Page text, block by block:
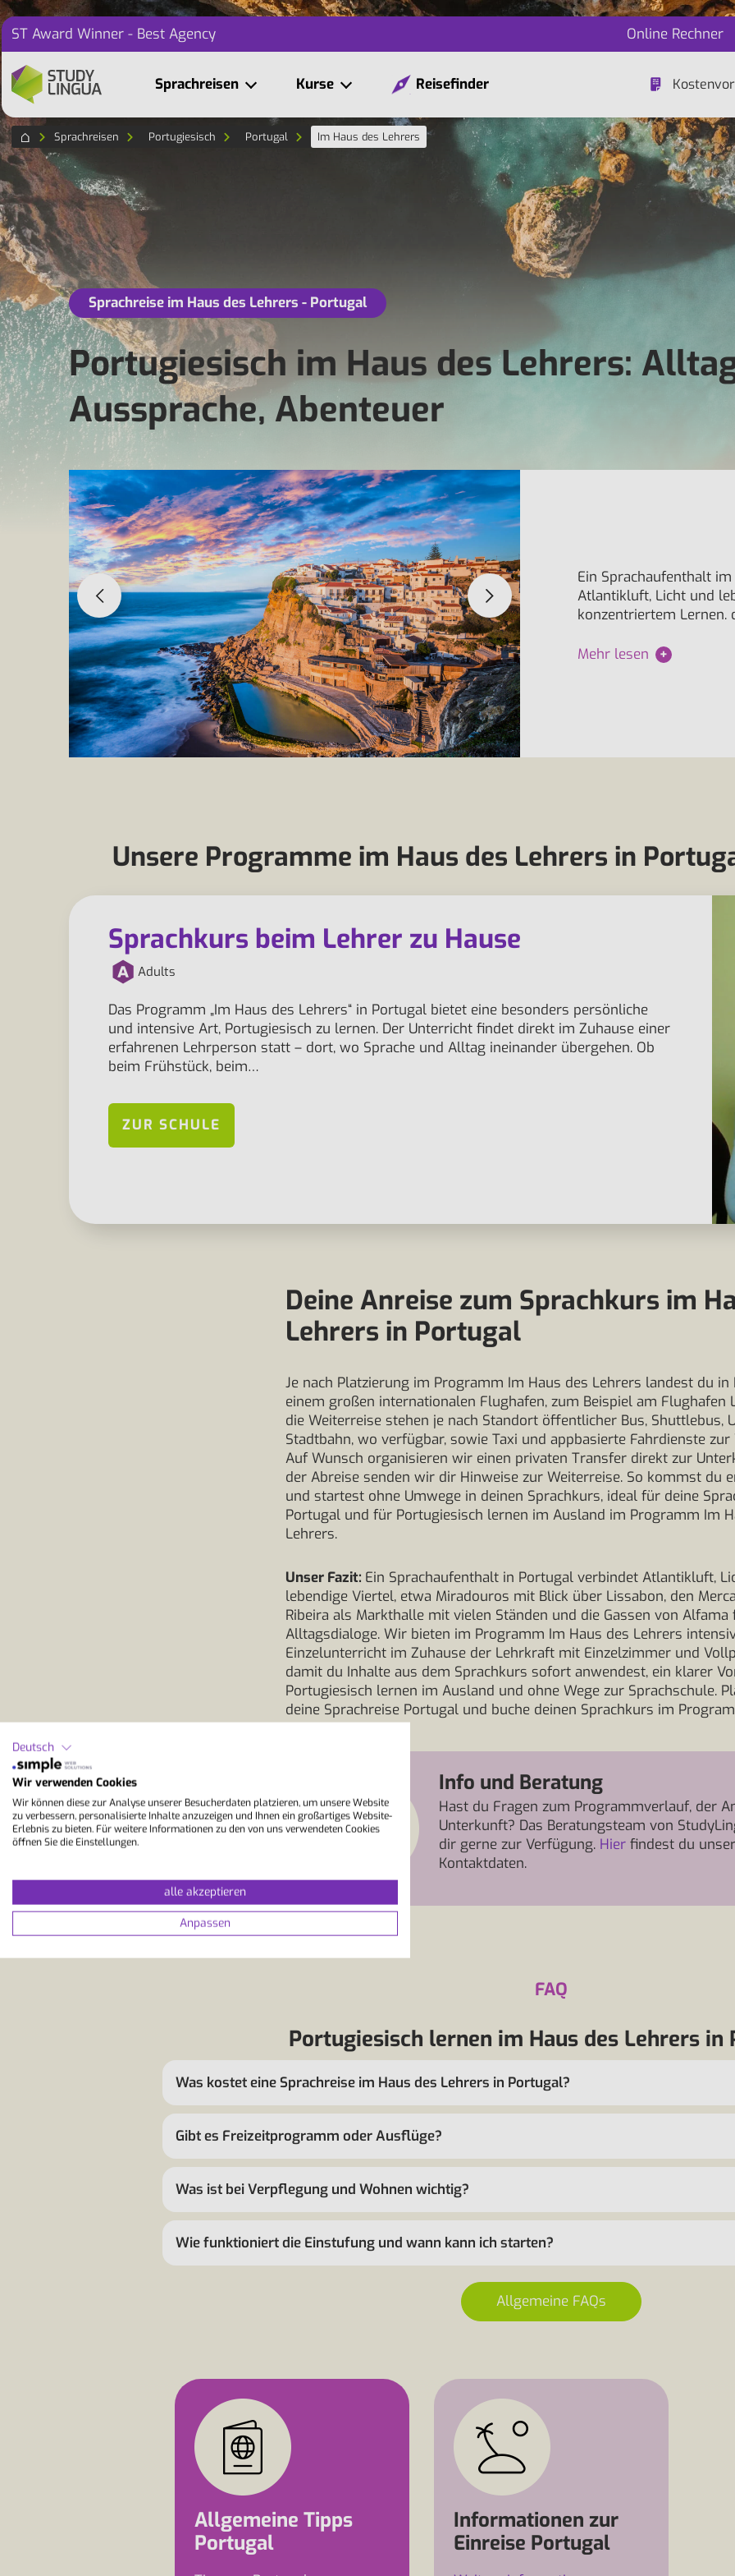
ST Award Winner - Best Agency Online Rechner
Sprachreisen Kurse Reisefinder
Sprachreisen Portugiesisch Portugal Im Haus des Lehrers
Sprachreise im Haus des Lehrers - Portugal
Portugiesisch im Haus des Lehrers:
Aussprache, Abenteuer
Ein Sprachaufenthalt
Atlantikluft, Licht und
konzentriertem
Mehr lesen +
Unsere Programme im Haus des Lehrers in
Sprachkurs beim Lehrer zu Hause
Adults
Das Programm „Im Haus des Lehrers“ in Portugal bietet eine besonders persönliche
und intensive Art, Portugiesisch zu lernen. Der Unterricht findet direkt im Zuhause einer
erfahrenen Lehrperson statt – dort, wo Sprache und Alltag ineinander übergehen. Ob
beim Frühstück, beim…
ZUR SCHULE
Deine Anreise zum Sprachkurs im
Lehrers in Portugal
Je nach Platzierung im Programm Im Haus des Lehrers landest du in
einem großen internationalen Flughafen, zum Beispiel am Flughafen
die Weiterreise stehen je nach Standort öffentlicher Bus, Shuttlebus,
Stadtbahn, wo verfügbar, sowie Taxi und appbasierte Fahrdienste zur
Auf Wunsch organisieren wir einen privaten Transfer direkt zur
der Abreise senden wir dir Hinweise zur Weiterreise. So kommst du
und startest ohne Umwege in deinen Sprachkurs, ideal für deine
Portugal und für Portugiesisch lernen im Ausland im Programm Im
Lehrers.
Unser Fazit: Ein Sprachaufenthalt in Portugal verbindet Atlantikluft,
lebendige Viertel, etwa Miradouros mit Blick über Lissabon, den
Ribeira als Markthalle mit vielen Ständen und die Gassen von Alfama
Alltagsdialoge. Wir bieten im Programm Im Haus des Lehrers
Einzelunterricht im Zuhause der Lehrkraft mit Einzelzimmer und
damit du Inhalte aus dem Sprachkurs sofort anwendest, ein klarer
Portugiesisch lernen im Ausland und ohne Wege zur Sprachschule.
deine Sprachreise Portugal und buche deinen Sprachkurs im
des Lehrers.
Info und Beratung
Hast du Fragen zum Programmverlauf, der
Unterkunft? Das Beratungsteam von
dir gerne zur Verfügung. Hier findest du
Kontaktdaten.
FAQ
Portugiesisch lernen im Haus des Lehrers in
Was kostet eine Sprachreise im Haus des Lehrers in Portugal?
Gibt es Freizeitprogramm oder Ausflüge?
Was ist bei Verpflegung und Wohnen wichtig?
Wie funktioniert die Einstufung und wann kann ich starten?
Allgemeine FAQs
Allgemeine Tipps
Portugal
Informationen zur
Einreise Portugal
Deutsch
Wir verwenden Cookies
Wir können diese zur Analyse unserer Besucherdaten platzieren, um unsere Website
zu verbessern, personalisierte Inhalte anzuzeigen und Ihnen ein großartiges Website-
Erlebnis zu bieten. Für weitere Informationen zu den von uns verwendeten Cookies
öffnen Sie die Einstellungen.
alle akzeptieren
Anpassen